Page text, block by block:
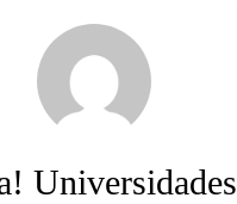
Universidades